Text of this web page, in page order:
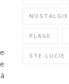
NOSTALGIE
PLAGE
STE-LUCIE